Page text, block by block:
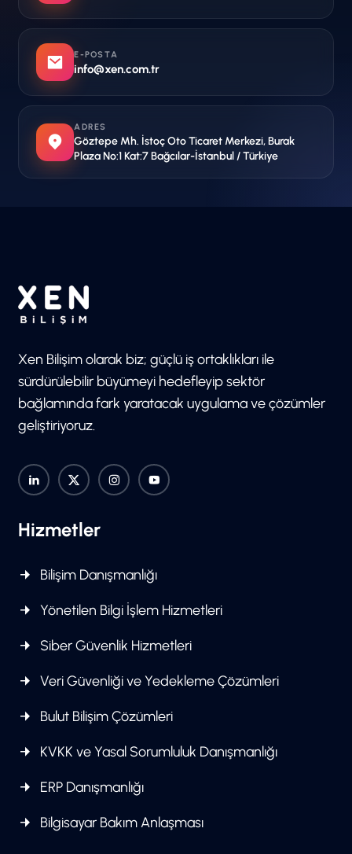
E-POSTA
info@xen.com.tr
ADRES
Göztepe Mh. İstoç Oto Ticaret Merkezi, Burak
Plaza No:1 Kat:7 Bağcılar-İstanbul / Türkiye
Xen Bilişim olarak biz; güçlü iş ortaklıkları ile
sürdürülebilir büyümeyi hedefleyip sektör
bağlamında fark yaratacak uygulama ve çözümler
geliştiriyoruz.
Hizmetler
Bilişim Danışmanlığı
Yönetilen Bilgi İşlem Hizmetleri
Siber Güvenlik Hizmetleri
Veri Güvenliği ve Yedekleme Çözümleri
Bulut Bilişim Çözümleri
KVKK ve Yasal Sorumluluk Danışmanlığı
ERP Danışmanlığı
Bilgisayar Bakım Anlaşması